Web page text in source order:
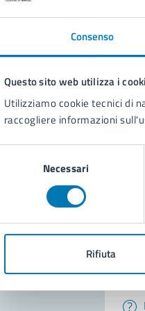
Consenso
Questo sito web utilizza i
Utilizziamo cookie tecnici di
raccogliere informazioni
Necessari
Rifiuta
Valuta